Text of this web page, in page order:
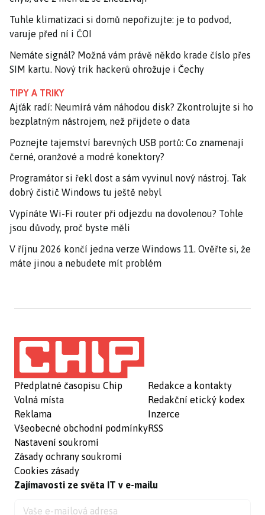
Tuhle klimatizaci si domů nepořizujte: je to podvod,
varuje před ní i ČOI
Nemáte signál? Možná vám právě někdo krade číslo přes
SIM kartu. Nový trik hackerů ohrožuje i Čechy
TIPY A TRIKY
Ajťák radí: Neumírá vám náhodou disk? Zkontrolujte si ho
bezplatným nástrojem, než přijdete o data
Poznejte tajemství barevných USB portů: Co znamenají
černé, oranžové a modré konektory?
Programátor si řekl dost a sám vyvinul nový nástroj. Tak
dobrý čistič Windows tu ještě nebyl
Vypínáte Wi-Fi router při odjezdu na dovolenou? Tohle
jsou důvody, proč byste měli
V říjnu 2026 končí jedna verze Windows 11. Ověřte si, že
máte jinou a nebudete mít problém
Předplatné časopisu Chip
Volná místa
Reklama
Všeobecné obchodní podmínky
Nastavení soukromí
Zásady ochrany soukromí
Cookies zásady
Redakce a kontakty
Redakční etický kodex
Inzerce
RSS
Zajímavosti ze světa IT v e-mailu